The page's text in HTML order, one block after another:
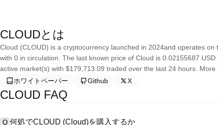
CLOUDとは
Cloud (CLOUD) is a cryptocurrency launched in 2024and operates
with 0 in circulation. The last known price of Cloud is 0.02155687
active market(s) with $179,713.09 traded over the last 24 hours.
ホワイトペーパー
Github X
CLOUD FAQ
Q 何処でCLOUD (Cloud)を購入するか